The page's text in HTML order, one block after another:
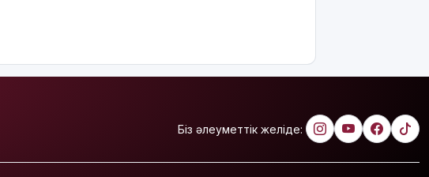
Біз әлеуметтік желіде: